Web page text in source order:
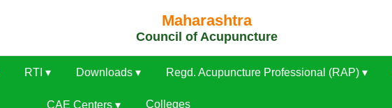
Maharashtra
Council of Acupuncture
RTI ▾ Downloads ▾ Regd. Acupuncture Professional (RAP) ▾
CAE Centers ▾ Colleges